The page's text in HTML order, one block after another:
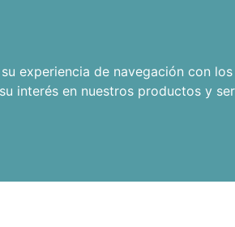
experiencia de navegación con
interés en nuestros productos y